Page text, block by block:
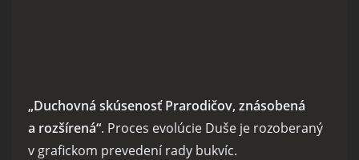
„Duchovná skúsenosť Prarodičov, znásobená
a rozšírená“. Proces evolúcie Duše je rozoberaný
v grafickom prevedení rady bukvíc.